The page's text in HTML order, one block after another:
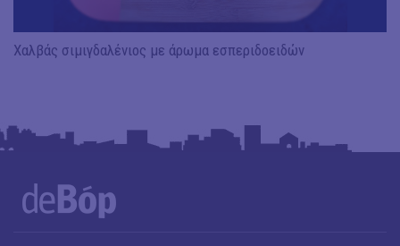
Χαλβάς σιμιγδαλένιος με άρωμα εσπεριδοειδών